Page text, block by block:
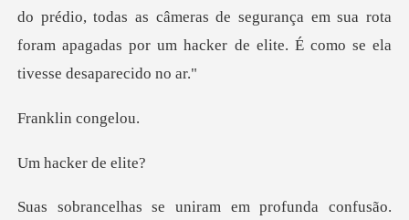
do prédio, todas as câmeras de segurança em sua rota
fo
in con
ker de